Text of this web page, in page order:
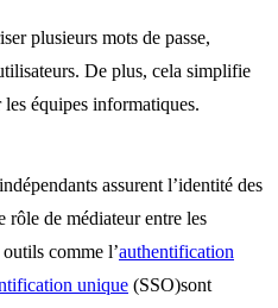
plusieurs mots de passe,
De plus, cela simplifie
équipes informatiques.
assurent l’identité des
rôle de médiateur entre les
comme l’authentification
unique (SSO)sont